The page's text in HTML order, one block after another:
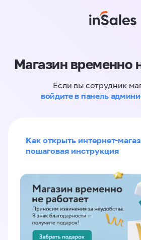
Магазин временно
Если вы сотрудник
войдите в панель
Как открыть интернет-
пошаговая инструкция